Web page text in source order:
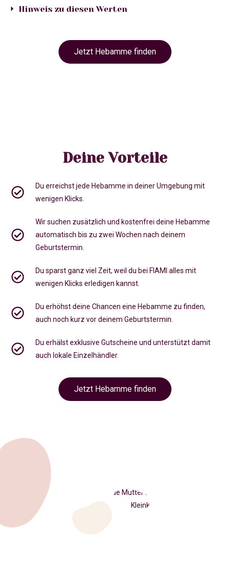
Hinweis zu diesen Werten
Jetzt Hebamme finden
Deine Vorteile
Du erreichst jede Hebamme in deiner Umgebung mit
wenigen Klicks.
Wir suchen zusätzlich und kostenfrei deine Hebamme
automatisch bis zu zwei Wochen nach deinem
Geburtstermin.
Du sparst ganz viel Zeit, weil du bei FIAMI alles mit
wenigen Klicks erledigen kannst.
Du erhöhst deine Chancen eine Hebamme zu finden,
auch noch kurz vor deinem Geburtstermin
Du erhälst exklusive Gutscheine und unterstützt damit
auch lokale Einzelhändler.
Jetzt Hebamme finden